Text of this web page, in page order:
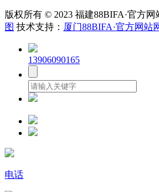
版权所有 © 2023 福建88BIFA·官方
图 技术支持： 厦门88BIFA·官方网站
13906090165
电话